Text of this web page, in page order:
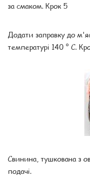
за смаком. Крок 5
Додати заправку до
температурі 140 ° С.
Свинина, тушкована з
подачі.